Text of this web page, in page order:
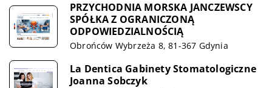
PRZYCHODNIA MORSKA JANCZEWSCY
SPÓŁKA Z OGRANICZONĄ
ODPOWIEDZIALNOŚCIĄ
Obrońców Wybrzeża 8, 81-367 Gdynia
La Dentica Gabinety Stomatologiczne
Joanna Sobczyk